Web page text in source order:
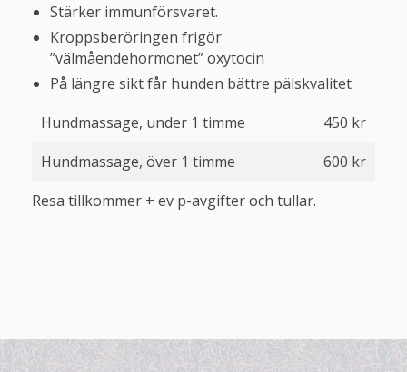
Stärker immunförsvaret.
Kroppsberöringen frigör
”välmåendehormonet” oxytocin
På längre sikt får hunden bättre pälskvalitet
Hundmassage, under 1 timme
450 kr
Hundmassage, över 1 timme
600 kr
Resa tillkommer + ev p-avgifter och tullar.